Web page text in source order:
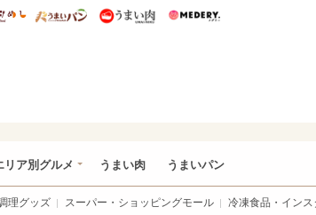
ズニー特集
うまいめし うまいパン うまい肉
リア別グルメ うまい肉 うまいパン
理グッズ スーパー・ショッピングモール 冷凍食品・インス